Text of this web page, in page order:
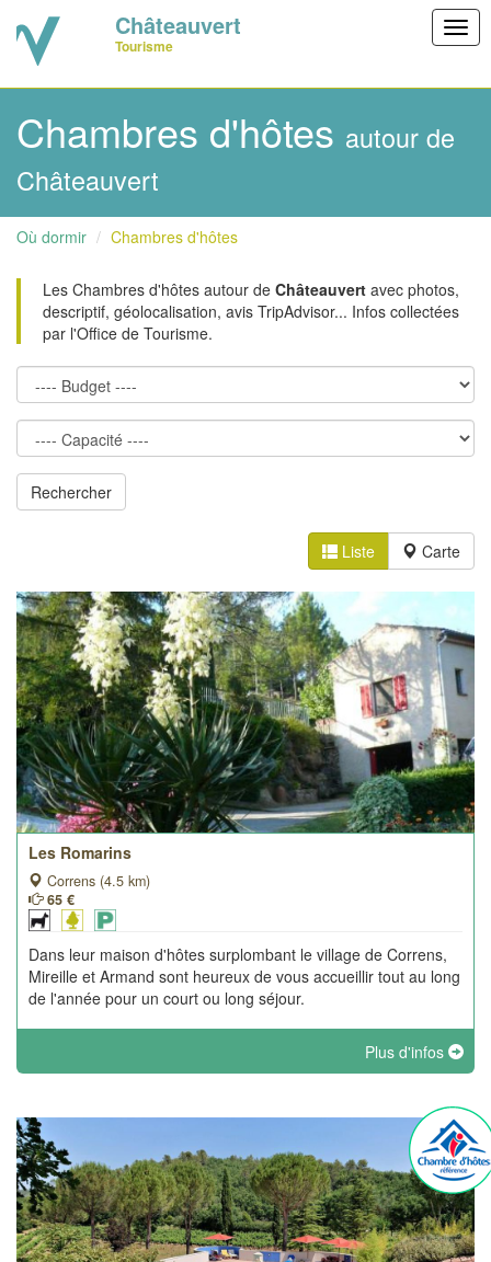
Châteauvert
Tourisme
Chambres d'hôtes autour de
Châteauvert
Où dormir Chambres d'hôtes
Les Chambres d'hôtes autour de Châteauvert avec photos,
descriptif, géolocalisation, avis TripAdvisor... Infos collectées
par l'Office de Tourisme.
Liste Carte
Les Romarins
Correns (4.5 km)
65 €
Dans leur maison d'hôtes surplombant le village de Correns,
Mireille et Armand sont heureux de vous accueillir tout au long
de l'année pour un court ou long séjour.
Plus d'infos